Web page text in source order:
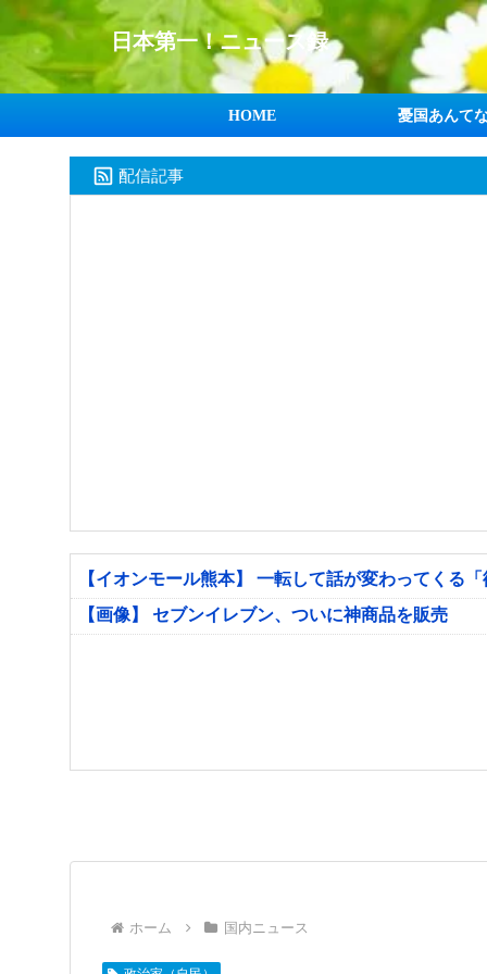
日本第一！ニュース録
HOME 憂国あんて
配信記事
【イオンモール熊本】 一転して話が変わってくる
【画像】 セブンイレブン、ついに神商品を販売
ホーム 国内ニュース